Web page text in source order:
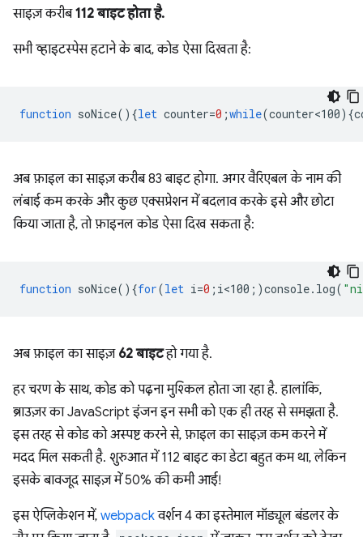
साइज़ करीब112 बाइट होता है.
सभी व्हाइटस्पेस हटाने के बाद, कोड ऐसा दिखता है:
function soNice(){let counter=0 ;while(counter<100){
अब फ़ाइल का साइज़ करीब 83 बाइट होगा. अगर वैरिएबल के नाम की
लंबाई कम करके और कुछ एक्सप्रेशन में बदलाव करके इसे और छोटा
किया जाता है, तो फ़ाइनल कोड ऐसा दिख सकता है:
function soNice(){for(let i=0 ; i<100 ;)console. log(
अब फ़ाइल का साइज़ 62 बाइटहो गया है.
हर चरण के साथ, कोड को पढ़ना मुश्किल होता जा रहा है. हालांकि,
ब्राउज़र का JavaScript इंजन इन सभी को एक ही तरह से समझता है.
इस तरह से कोड को अस्पष्ट करने से, फ़ाइल का साइज़ कम करने में
मदद मिल सकती है. शुरुआत में 112 बाइट का डेटा बहुत कम था, लेकिन
इसके बावजूद साइज़ में 50% की कमी आई!
इस ऐप्लिकेशन में, webpackवर्शन 4 का इस्तेमाल मॉड्यूल बंडलर के